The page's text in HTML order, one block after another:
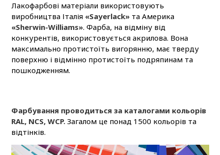
Лакофарбові матеріали використовують
виробництва Італія «Sayerlack»та Америка
«Sherwin-Williams». Фарба, на відміну від
конкурентів, використовується акрилова. Вона
максимально протистоїть вигорянню, має тверду
поверхню і відмінно протистоїть подряпинам та
пошкодженням.
Фарбування проводиться за каталогами кольорів
RAL, NCS, WCP.Загалом це понад 1500 кольорів та
відтінків.